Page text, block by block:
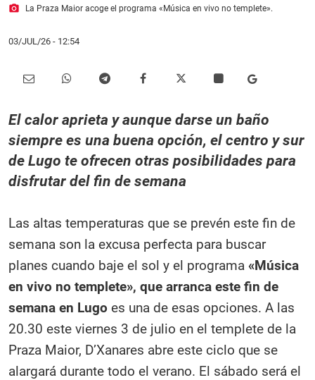
photo_camera La Praza Maior acoge el programa «Música en vivo no templete».
03/JUL/26 - 12:54
El calor aprieta y aunque darse un baño
siempre es una buena opción, el centro y sur
de Lugo te ofrecen otras posibilidades para
disfrutar del fin de semana
Las altas temperaturas que se prevén este fin de
semana son la excusa perfecta para buscar
planes cuando baje el sol y el programa «Música
en vivo no templete», que arranca este fin de
semana en Lugo es una de esas opciones. A las
20.30 este viernes 3 de julio en el templete de la
Praza Maior, D’Xanares abre este ciclo que se
alargará durante todo el verano. El sábado será el